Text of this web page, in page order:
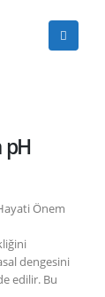
pH
Önem
dengesini
edilir. Bu